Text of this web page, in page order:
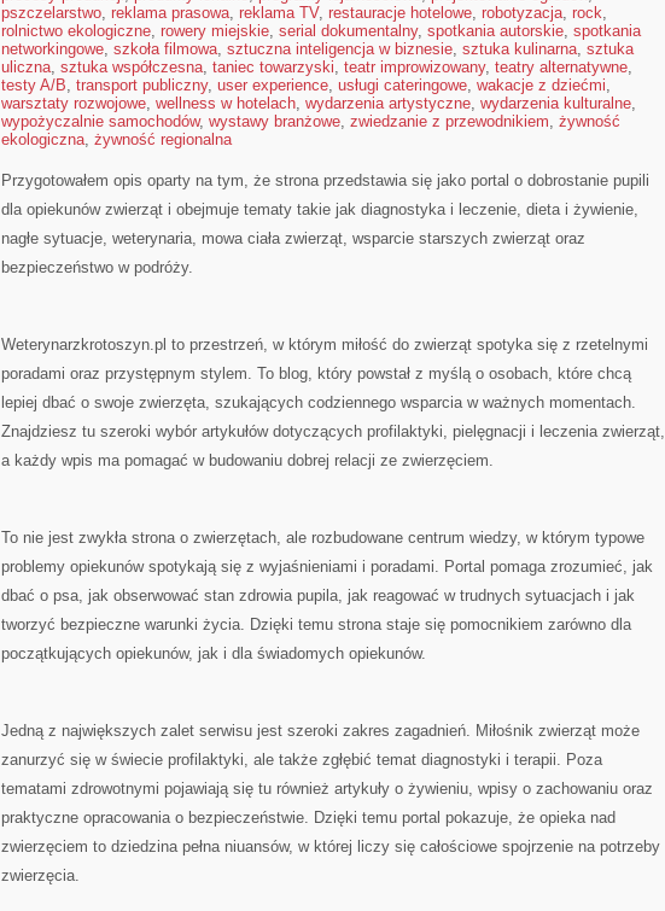
pszczelarstwo, reklama prasowa, reklama TV, restauracje hotelowe, robotyzacja, rock,
rolnictwo ekologiczne, rowery miejskie, serial dokumentalny, spotkania autorskie, spotkania
networkingowe, szkoła filmowa, sztuczna inteligencja w biznesie, sztuka kulinarna, sztuka
uliczna, sztuka współczesna, taniec towarzyski, teatr improwizowany, teatry alternatywne,
testy A/B, transport publiczny, user experience, usługi cateringowe, wakacje z dziećmi,
warsztaty rozwojowe, wellness w hotelach, wydarzenia artystyczne, wydarzenia kulturalne,
wypożyczalnie samochodów, wystawy branżowe, zwiedzanie z przewodnikiem, żywność
ekologiczna, żywność regionalna
Przygotowałem opis oparty na tym, że strona przedstawia się jako portal o dobrostanie pupili
dla opiekunów zwierząt i obejmuje tematy takie jak diagnostyka i leczenie, dieta i żywienie,
nagłe sytuacje, weterynaria, mowa ciała zwierząt, wsparcie starszych zwierząt oraz
bezpieczeństwo w podróży.
Weterynarzkrotoszyn.pl to przestrzeń, w którym miłość do zwierząt spotyka się z rzetelnymi
poradami oraz przystępnym stylem. To blog, który powstał z myślą o osobach, które chcą
lepiej dbać o swoje zwierzęta, szukających codziennego wsparcia w ważnych momentach.
Znajdziesz tu szeroki wybór artykułów dotyczących profilaktyki, pielęgnacji i leczenia zwierząt,
a każdy wpis ma pomagać w budowaniu dobrej relacji ze zwierzęciem.
To nie jest zwykła strona o zwierzętach, ale rozbudowane centrum wiedzy, w którym typowe
problemy opiekunów spotykają się z wyjaśnieniami i poradami. Portal pomaga zrozumieć, jak
dbać o psa, jak obserwować stan zdrowia pupila, jak reagować w trudnych sytuacjach i jak
tworzyć bezpieczne warunki życia. Dzięki temu strona staje się pomocnikiem zarówno dla
początkujących opiekunów, jak i dla świadomych opiekunów.
Jedną z największych zalet serwisu jest szeroki zakres zagadnień. Miłośnik zwierząt może
zanurzyć się w świecie profilaktyki, ale także zgłębić temat diagnostyki i terapii. Poza
tematami zdrowotnymi pojawiają się tu również artykuły o żywieniu, wpisy o zachowaniu oraz
praktyczne opracowania o bezpieczeństwie. Dzięki temu portal pokazuje, że opieka nad
zwierzęciem to dziedzina pełna niuansów, w której liczy się całościowe spojrzenie na potrzeby
zwierzęcia.